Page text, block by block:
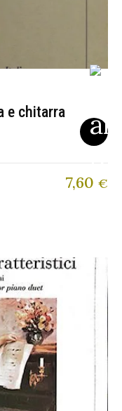
e chitarra
7,60 €